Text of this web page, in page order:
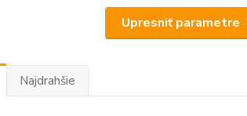
Upresniť parametre
Najdrahšie